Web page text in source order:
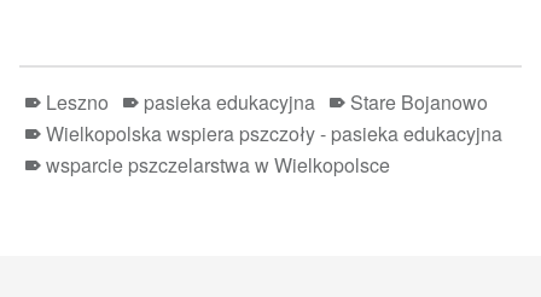
Leszno pasieka edukacyjna
Stare Bojanowo
Wielkopolska wspiera pszczoły - pasieka edukacyjna
wsparcie pszczelarstwa w Wielkopolsce